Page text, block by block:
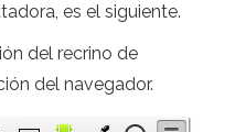
es el siguiente.
del recrino de
del navegador.